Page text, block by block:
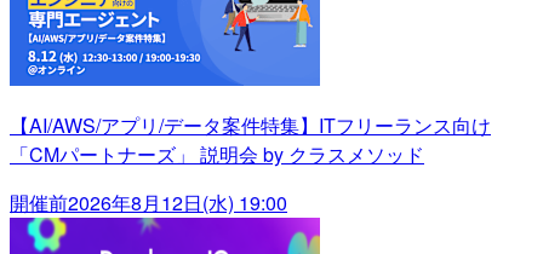
【AI/AWS/アプリ/データ案件特集】ITフリーランス向け
「CMパートナーズ」 説明会 by クラスメソッド
開催前2026年8月12日(水) 19:00